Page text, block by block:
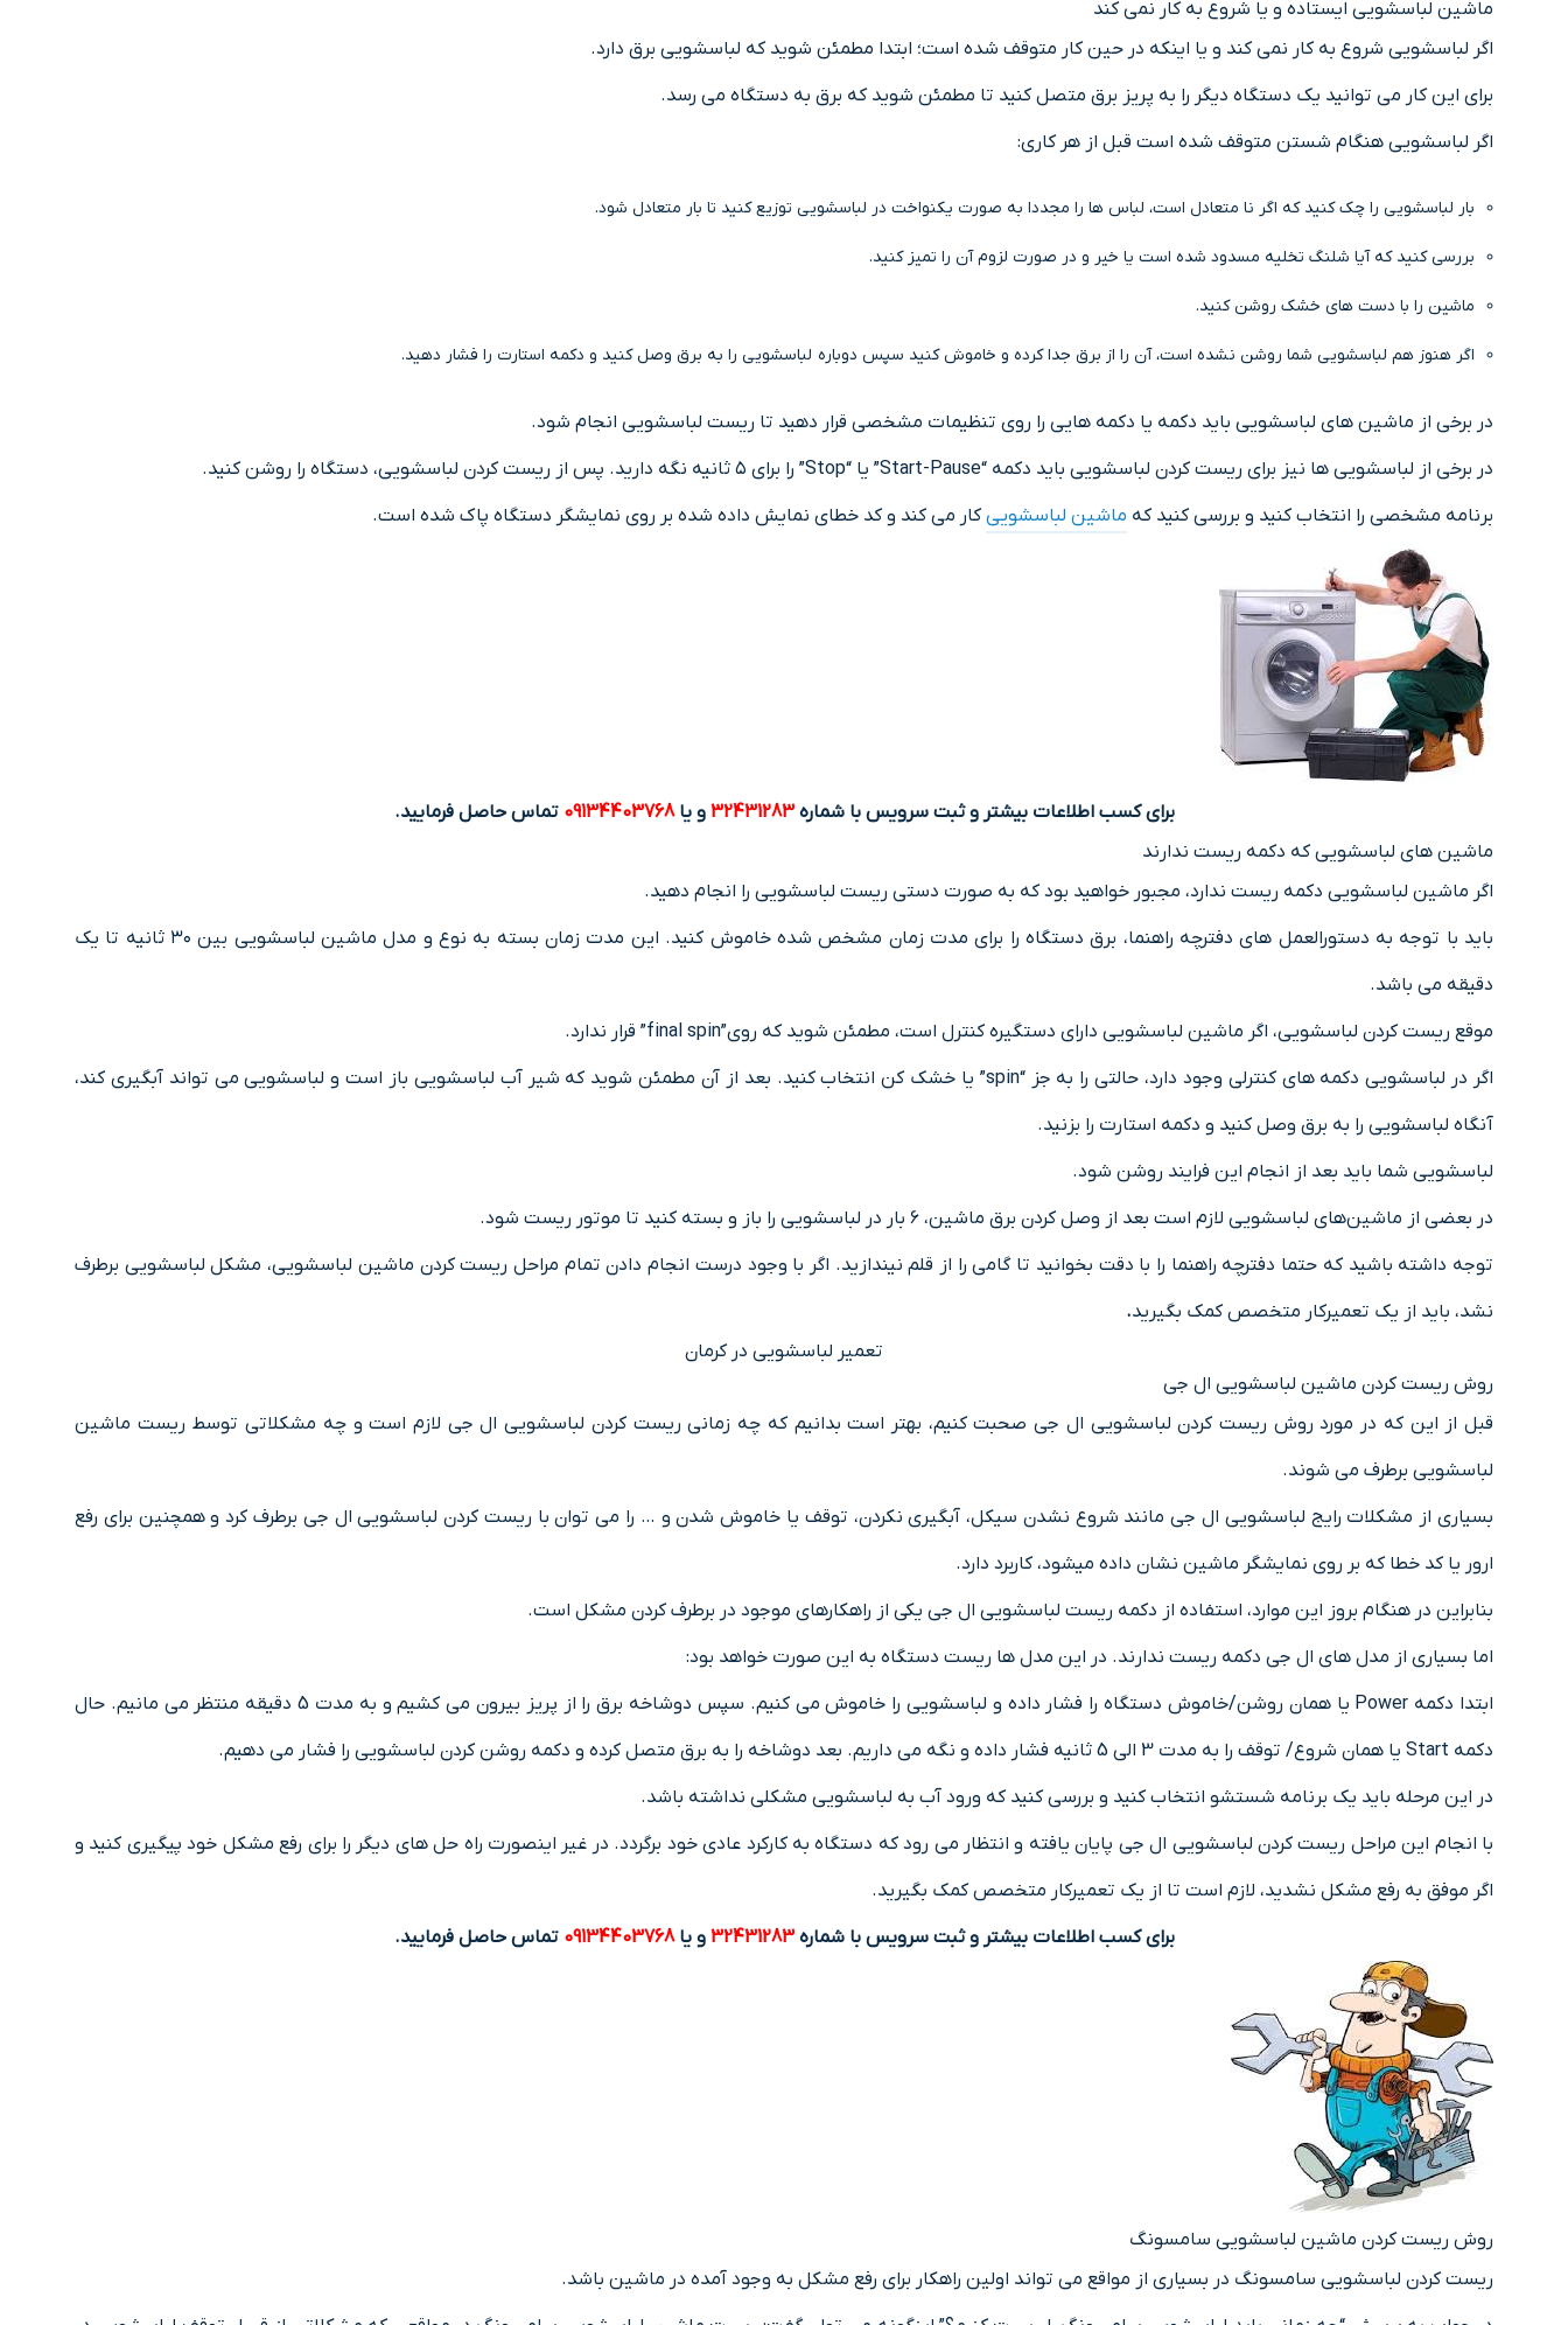
ماشین لباسشویی ایستاده و یا شروع به کار نمی کند
اگر لباسشویی شروع به کار نمی کند و یا اینکه در حین کار متوقف شده است؛ ابتدا مطمئن شوید که لباسشویی برق دارد.
برای این کار می توانید یک دستگاه دیگر را به پریز برق متصل کنید تا مطمئن شوید که برق به دستگاه می رسد.
اگر لباسشویی هنگام شستن متوقف شده است قبل از هر کاری:
بار لباسشویی را چک کنید که اگر نا متعادل است، لباس ها را مجددا به صورت یکنواخت در لباسشویی توزیع کنید تا بار متعادل شود.
بررسی کنید که آیا شلنگ تخلیه مسدود شده است یا خیر و در صورت لزوم آن را تمیز کنید.
ماشین را با دست های خشک روشن کنید.
اگر هنوز هم لباسشویی شما روشن نشده است، آن را از برق جدا کرده و خاموش کنید سپس دوباره لباسشویی را به برق وصل کنید و دکمه استارت را فشار دهید.
در برخی از ماشین های لباسشویی باید دکمه یا دکمه هایی را روی تنظیمات مشخصی قرار دهید تا ریست لباسشویی انجام شود.
در برخی از لباسشویی ها نیز برای ریست کردن لباسشویی باید دکمه “Start-Pause” یا “Stop” را برای ۵ ثانیه نگه دارید. پس از ریست کردن لباسشویی، دستگاه را روشن کنید.
برنامه مشخصی را انتخاب کنید و بررسی کنید که ماشین لباسشوییکار می کند و کد خطای نمایش داده شده بر روی نمایشگر دستگاه پاک شده است.
برای کسب اطلاعات بیشتر و ثبت سرویس با شماره32431283 و یا09134403768 تماس حاصل فرمایید.
ماشین های لباسشویی که دکمه ریست ندارند
اگر ماشین لباسشویی دکمه ریست ندارد، مجبور خواهید بود که به صورت دستی ریست لباسشویی را انجام دهید.
باید با توجه به دستورالعمل های دفترچه راهنما، برق دستگاه را برای مدت زمان مشخص شده خاموش کنید. این مدت زمان بسته به نوع و مدل ماشین لباسشویی بین ۳۰ ثانیه تا یک
دقیقه می باشد.
موقع ریست کردن لباسشویی، اگر ماشین لباسشویی دارای دستگیره کنترل است، مطمئن شوید که روی”final spin” قرار ندارد.
اگر در لباسشویی دکمه های کنترلی وجود دارد، حالتی را به جز “spin” یا خشک کن انتخاب کنید. بعد از آن مطمئن شوید که شیر آب لباسشویی باز است و لباسشویی می تواند آبگیری کند،
آنگاه لباسشویی را به برق وصل کنید و دکمه استارت را بزنید.
لباسشویی شما باید بعد از انجام این فرایند روشن شود.
در بعضی از ماشین‌های لباسشویی لازم است بعد از وصل کردن برق ماشین، ۶ بار در لباسشویی را باز و بسته کنید تا موتور ریست شود.
توجه داشته باشید که حتما دفترچه راهنما را با دقت بخوانید تا گامی را از قلم نیندازید. اگر با وجود درست انجام دادن تمام مراحل ریست کردن ماشین لباسشویی، مشکل لباسشویی برطرف
نشد، باید از یک تعمیرکار متخصص کمک بگیرید.
تعمیر لباسشویی در کرمان
روش ریست کردن ماشین لباسشویی ال جی
قبل از این که در مورد روش ریست کردن لباسشویی ال جی صحبت کنیم، بهتر است بدانیم که چه زمانی ریست کردن لباسشویی ال جی لازم است و چه مشکلاتی توسط ریست ماشین
لباسشویی برطرف می شوند.
بسیاری از مشکلات رایج لباسشویی ال جی مانند شروع نشدن سیکل، آبگیری نکردن، توقف یا خاموش شدن و … را می توان با ریست کردن لباسشویی ال جی برطرف کرد و همچنین برای رفع
ارور یا کد خطا که بر روی نمایشگر ماشین نشان داده میشود، کاربرد دارد.
بنابراین در هنگام بروز این موارد، استفاده از دکمه ریست لباسشویی ال جی یکی از راهکارهای موجود در برطرف کردن مشکل است.
اما بسیاری از مدل های ال جی دکمه ریست ندارند. در این مدل ها ریست دستگاه به این صورت خواهد بود:
ابتدا دکمه Power یا همان روشن/خاموش دستگاه را فشار داده و لباسشویی را خاموش می کنیم. سپس دوشاخه برق را از پریز بیرون می کشیم و به مدت 5 دقیقه منتظر می مانیم. حال
دکمه Start یا همان شروع/ توقف را به مدت 3 الی 5 ثانیه فشار داده و نگه می داریم. بعد دوشاخه را به برق متصل کرده و دکمه روشن کردن لباسشویی را فشار می دهیم.
در این مرحله باید یک برنامه شستشو انتخاب کنید و بررسی کنید که ورود آب به لباسشویی مشکلی نداشته باشد.
با انجام این مراحل ریست کردن لباسشویی ال جی پایان یافته و انتظار می رود که دستگاه به کارکرد عادی خود برگردد. در غیر اینصورت راه حل های دیگر را برای رفع مشکل خود پیگیری کنید و
اگر موفق به رفع مشکل نشدید، لازم است تا از یک تعمیرکار متخصص کمک بگیرید.
برای کسب اطلاعات بیشتر و ثبت سرویس با شماره32431283 و یا09134403768 تماس حاصل فرمایید.
روش ریست کردن ماشین لباسشویی سامسونگ
ریست کردن لباسشویی سامسونگ در بسیاری از مواقع می تواند اولین راهکار برای رفع مشکل به وجود آمده در ماشین باشد.